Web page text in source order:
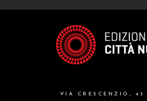
VIA CRESCENZIO, 43